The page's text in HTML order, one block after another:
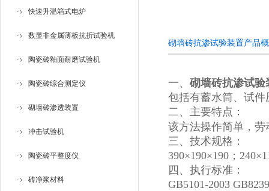
快速升温箱式电炉
数显非金属薄板抗折试验机
陶瓷砖釉面耐磨试验机
陶瓷砖综合测定仪
砌墙砖渗透装置
冲击试验机
陶瓷砖平整度仪
砖净浆材料
砌墙砖抗渗试验装置产品
一、 砌墙砖抗渗试验
包括有蓄水筒、试
二、 主要特点：
该方法操作简单，
三、技术规格：
390×190×190；
四、执行标准：
GB5101-2003